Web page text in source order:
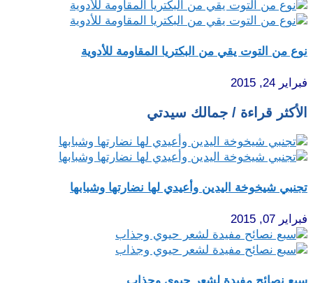
نوع من التوت يقي من البكتريا المقاومة للأدوية
فبراير 24, 2015
الأكثر قراءة / جمالك سيدتي
تجنبي شيخوخة اليدين وأعيدي لها نضارتها وشبابها
فبراير 07, 2015